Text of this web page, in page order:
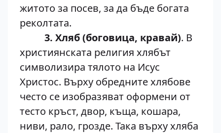
житото за посев, за да бъде богата
реколтата.
3. Хляб (боговица, кравай). В
християнската религия хлябът
символизира тялото на Исус
Христос. Върху обредните хлябове
често се изобразяват оформени от
тесто кръст, двор, къща, кошара,
ниви, рало, грозде. Така върху хляба